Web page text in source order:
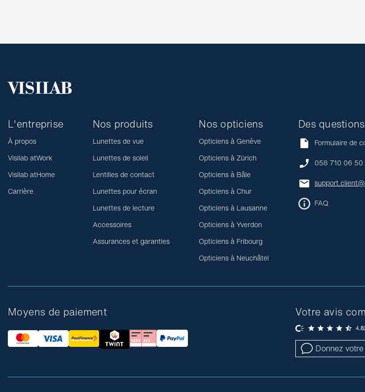
L'entreprise
À propos
Visilab atWork
Visilab atHome
Carrière
Nos produits
Lunettes de vue
Lunettes de soleil
Lentilles de contact
Lunettes pour écran
Lunettes de lecture
Accessoires
Assurances et garanties
Nos opticiens
Opticiens à Genève
Opticiens à Zürich
Opticiens à Bâle
Opticiens à Chur
Opticiens à Lausanne
Opticiens à Yverdon
Opticiens à Fribourg
Opticiens à Neuchâtel
Des
Formulaire de
058 710 06 50
FAQ
Moyens de paiement Votre avis
Donnez